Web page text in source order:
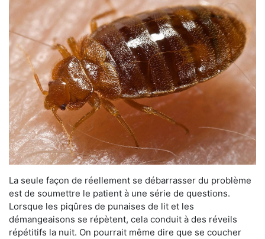
La seule façon de réellement se débarrasser du problème
est de soumettre le patient à une série de questions.
Lorsque les piqûres de punaises de lit et les
démangeaisons se répètent, cela conduit à des réveils
répétitifs la nuit. On pourrait même dire que se coucher